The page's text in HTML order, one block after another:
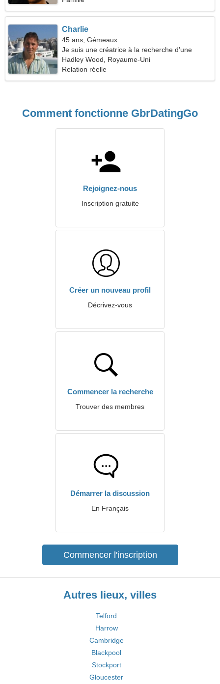
Charlie
45 ans, Gémeaux
Je suis une créatrice à la recherche d'une
femme émotive
Hadley Wood, Royaume-Uni
Relation réelle
Comment fonctionne GbrDatingGo
Rejoignez-nous
Inscription gratuite
Créer un nouveau profil
Décrivez-vous
Commencer la recherche
Trouver des membres
Démarrer la discussion
En Français
Commencer l'inscription
Autres lieux, villes
Telford
Harrow
Cambridge
Blackpool
Stockport
Gloucester